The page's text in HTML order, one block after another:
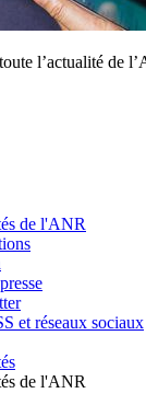
l’actualité de
de l'ANR
et réseaux sociaux
de l'ANR